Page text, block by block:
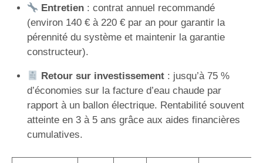
Entretien: contrat annuel recommandé
(environ 140 € à 220 € par an pour garantir la
pérennité du système et maintenir la garantie
constructeur).
Retour sur investissement: jusqu’à 75 %
d’économies sur la facture d’eau chaude par
rapport à un ballon électrique. Rentabilité souvent
atteinte en 3 à 5 ans grâce aux aides financières
cumulatives.